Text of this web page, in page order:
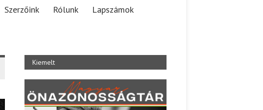
Szerzőink Rólunk
Lapszámok
Kiemelt